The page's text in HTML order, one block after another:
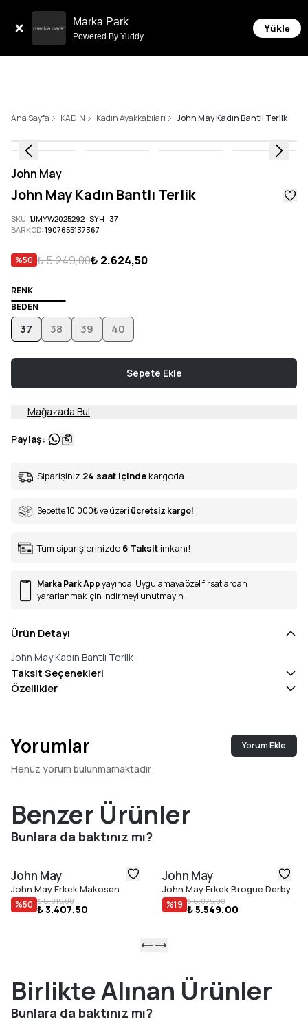
Marka Park
Powered By Yuddy
Yükle
Ana Sayfa KADIN Kadın Ayakkabıları John May Kadın Bantlı Terlik
John May
John May Kadın Bantlı Terlik
SKU:1JMYW2025292_SYH_37
BARKOD:1907655137367
%50 ₺ 5.249,00₺ 2.624,50
RENK
BEDEN
37 38 39 40
Sepete Ekle
Mağazada Bul
Paylaş:
Siparişiniz 24 saat içinde kargoda
Sepette 10.000₺ve üzeri ücretsiz kargo!
Tüm siparişlerinizde 6 Taksit imkanı!
Marka Park Appyayında. Uygulamaya özel fırsatlardan
yararlanmak için indirmeyi unutmayın
Ürün Detayı
John May Kadın Bantlı Terlik
Taksit Seçenekleri
Özellikler
Yorumlar Yorum Ekle
Henüz yorum bulunmamaktadır
Benzer Ürünler
Bunlara da baktınız mı?
John May
John May Erkek Makosen
%50 ₺ 6.815,00
₺ 3.407,50
John May
John May Erkek Brogue Derby
%19 ₺ 6.875,00
₺ 5.549,00
Birlikte Alınan Ürünler
Bunlara da baktınız mı?